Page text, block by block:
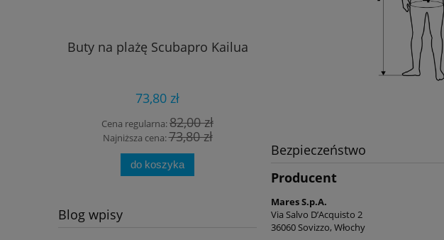
Buty na plażę Scubapro Kailua
73,80 zł
Cena regularna:82,00 zł
Najniższa cena:73,80 zł
do koszyka
Komputer Scubapro Luna 2.0 AI
Blog wpisy
Bezpieczeństwo
Producent
Mares S.p.A.
Via Salvo D’Acquisto 2
36060 Sovizzo, Włochy